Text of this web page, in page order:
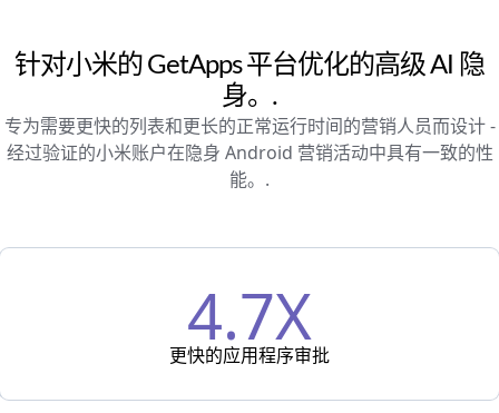
针对小米的 GetApps 平台优化的高级 AI 隐
身。.
专为需要更快的列表和更长的正常运行时间的营销人员而设计 -
经过验证的小米账户在隐身 Android 营销活动中具有一致的性
能。.
4.7X
更快的应用程序审批